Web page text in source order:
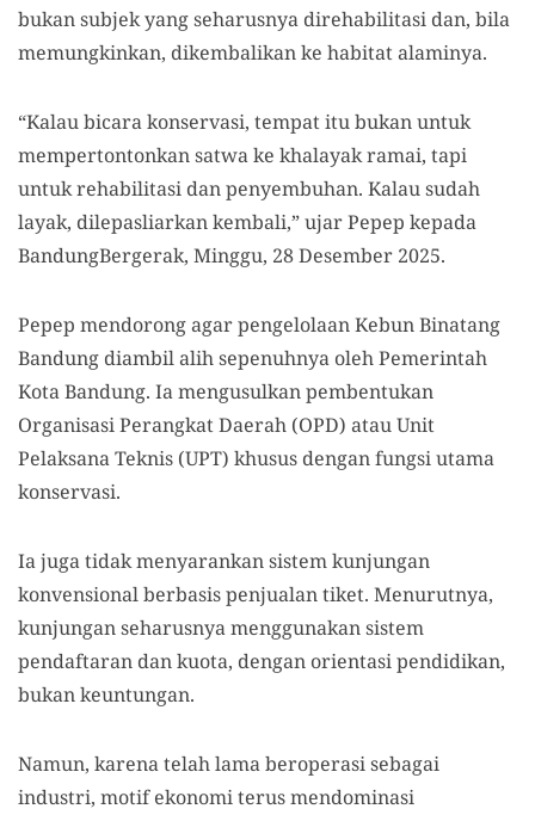
bukan subjek yang seharusnya direhabilitasi dan, bila
memungkinkan, dikembalikan ke habitat alaminya.
“Kalau bicara konservasi, tempat itu bukan untuk
mempertontonkan satwa ke khalayak ramai, tapi
untuk rehabilitasi dan penyembuhan. Kalau sudah
layak, dilepasliarkan kembali,” ujar Pepep kepada
BandungBergerak, Minggu, 28 Desember 2025.
Pepep mendorong agar pengelolaan Kebun Binatang
Bandung diambil alih sepenuhnya oleh Pemerintah
Kota Bandung. Ia mengusulkan pembentukan
Organisasi Perangkat Daerah (OPD) atau Unit
Pelaksana Teknis (UPT) khusus dengan fungsi utama
konservasi.
Ia juga tidak menyarankan sistem kunjungan
konvensional berbasis penjualan tiket. Menurutnya,
kunjungan seharusnya menggunakan sistem
pendaftaran dan kuota, dengan orientasi pendidikan,
bukan keuntungan.
Namun, karena telah lama beroperasi sebagai
industri, motif ekonomi terus mendominasi